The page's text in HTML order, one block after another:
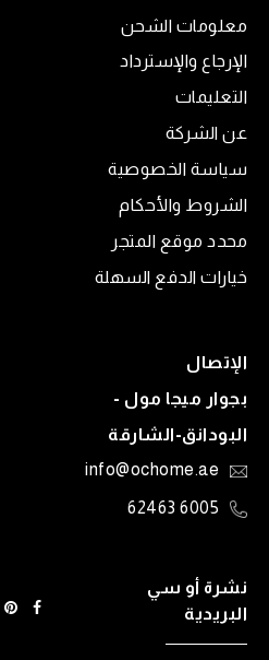
معلومات الشحن
الإرجاع والإسترداد
التعليمات
عن الشركة
سياسة الخصوصية
الشروط والأحكام
محدد موقع المتجر
خيارات الدفع السهلة
الإتصال
بجوار ميجا مول -
البودانق-الشارقة
info@ochome.ae
6005 62463
نشرة أو سي
البريدية